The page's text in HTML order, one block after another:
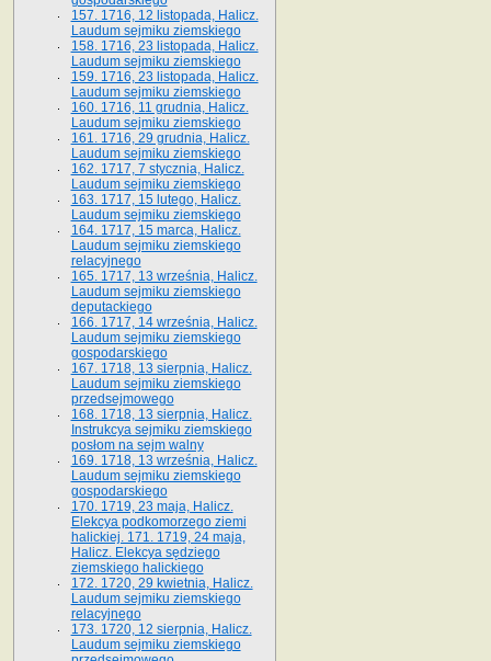
157. 1716, 12 listopada, Halicz.
Laudum sejmiku ziemskiego
158. 1716, 23 listopada, Halicz.
Laudum sejmiku ziemskiego
159. 1716, 23 listopada, Halicz.
Laudum sejmiku ziemskiego
160. 1716, 11 grudnia, Halicz.
Laudum sejmiku ziemskiego
161. 1716, 29 grudnia, Halicz.
Laudum sejmiku ziemskiego
162. 1717, 7 stycznia, Halicz.
Laudum sejmiku ziemskiego
163. 1717, 15 lutego, Halicz.
Laudum sejmiku ziemskiego
164. 1717, 15 marca, Halicz.
Laudum sejmiku ziemskiego
relacyjnego
165. 1717, 13 września, Halicz.
Laudum sejmiku ziemskiego
deputackiego
166. 1717, 14 września, Halicz.
Laudum sejmiku ziemskiego
gospodarskiego
167. 1718, 13 sierpnia, Halicz.
Laudum sejmiku ziemskiego
przedsejmowego
168. 1718, 13 sierpnia, Halicz.
Instrukcya sejmiku ziemskiego
posłom na sejm walny
169. 1718, 13 września, Halicz.
Laudum sejmiku ziemskiego
gospodarskiego
170. 1719, 23 maja, Halicz.
Elekcya podkomorzego ziemi
halickiej. 171. 1719, 24 maja,
Halicz. Elekcya sędziego
ziemskiego halickiego
172. 1720, 29 kwietnia, Halicz.
Laudum sejmiku ziemskiego
relacyjnego
173. 1720, 12 sierpnia, Halicz.
Laudum sejmiku ziemskiego